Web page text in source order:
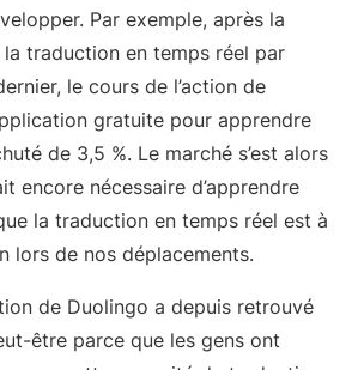
Par exemple, après la
traduction en temps réel par
le cours de l’action de
gratuite pour apprendre
de 3,5 %. Le marché s’est alors
encore nécessaire d’apprendre
la traduction en temps réel est à
lors de nos déplacements.
de Duolingo a depuis retrouvé
être parce que les gens ont